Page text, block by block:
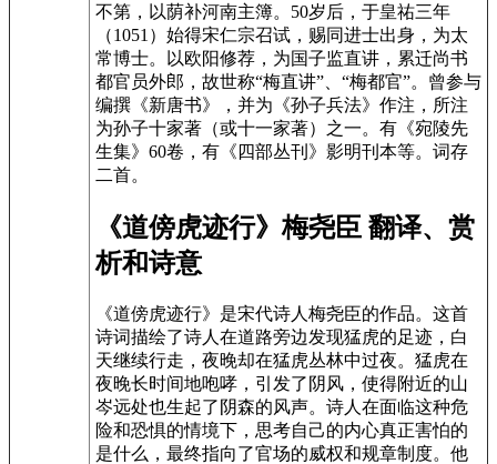
不第，以荫补河南主簿。50岁后，于皇祐三年
（1051）始得宋仁宗召试，赐同进士出身，为太
常博士。以欧阳修荐，为国子监直讲，累迁尚书
都官员外郎，故世称“梅直讲”、“梅都官”。曾参与
编撰《新唐书》，并为《孙子兵法》作注，所注
为孙子十家著（或十一家著）之一。有《宛陵先
生集》60卷，有《四部丛刊》影明刊本等。词存
二首。
《道傍虎迹行》梅尧臣 翻译、赏
析和诗意
《道傍虎迹行》是宋代诗人梅尧臣的作品。这首
诗词描绘了诗人在道路旁边发现猛虎的足迹，白
天继续行走，夜晚却在猛虎丛林中过夜。猛虎在
夜晚长时间地咆哮，引发了阴风，使得附近的山
岑远处也生起了阴森的风声。诗人在面临这种危
险和恐惧的情境下，思考自己的内心真正害怕的
是什么，最终指向了官场的威权和规章制度。他